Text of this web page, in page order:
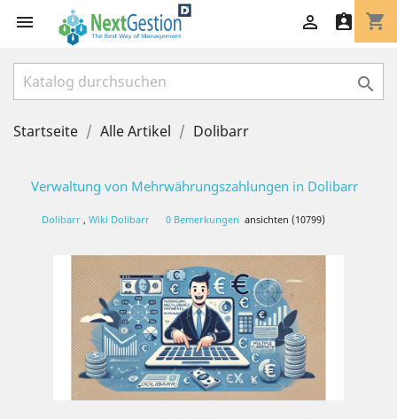
 shopping_cart
 

Startseite Alle Artikel Dolibarr
Verwaltung von Mehrwährungszahlungen in Dolibarr
Dolibarr , Wiki Dolibarr 0 Bemerkungen ansichten (10799)